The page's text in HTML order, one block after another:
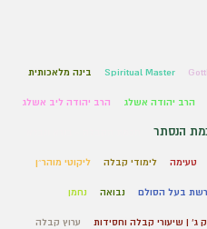
Spiritual Master בינה מלאכותית
הרב יהודה אשלג הרב יהודה ליב אשלג
הנסתר
טעימה לימודי קבלה ליקוטי מוהר״ן
בעל הסולם נבואה נחמן
ג' | שיעורי קבלה וחסידות ערוץ קבלה